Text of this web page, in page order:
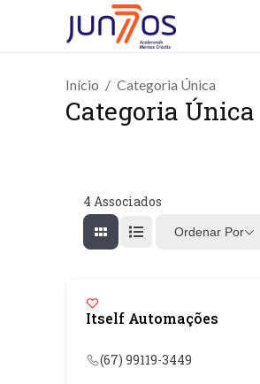
Início Categoria Única
Categoria Única
4 Associados
Ordenar Por
Itself Automações
(67) 99119-3449